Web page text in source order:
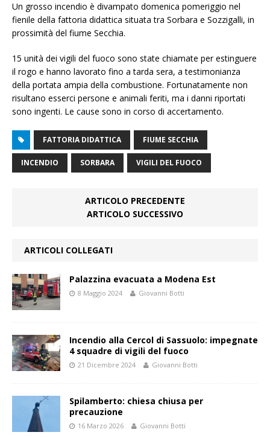
Un grosso incendio è divampato domenica pomeriggio nel
fienile della fattoria didattica situata tra Sorbara e Sozzigalli, in
prossimità del fiume Secchia.
15 unità dei vigili del fuoco sono state chiamate per estinguere
il rogo e hanno lavorato fino a tarda sera, a testimonianza
della portata ampia della combustione. Fortunatamente non
risultano esserci persone e animali feriti, ma i danni riportati
sono ingenti. Le cause sono in corso di accertamento.
FATTORIA DIDATTICA FIUME SECCHIA
INCENDIO SORBARA VIGILI DEL FUOCO
ARTICOLO PRECEDENTE
ARTICOLO SUCCESSIVO
ARTICOLI COLLEGATI
Palazzina evacuata a Modena Est
8 Maggio 2024 Giovanni Botti
Incendio alla Cercol di Sassuolo: impegnate
4 squadre di vigili del fuoco
21 Dicembre 2024 Giovanni Botti
Spilamberto: chiesa chiusa per
precauzione
16 Marzo 2026 Giovanni Botti